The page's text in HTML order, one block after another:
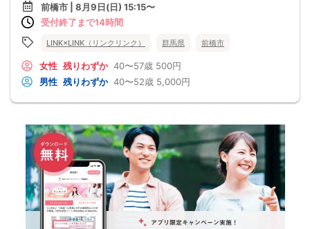
前橋市 | 8月9日(日) 15:15〜
受付終了まで14時間
LINK×LINK（リンクリンク） 群馬県 前橋市
女性 残りわずか 40〜57歳 500円
男性 残りわずか 40〜52歳 5,000円